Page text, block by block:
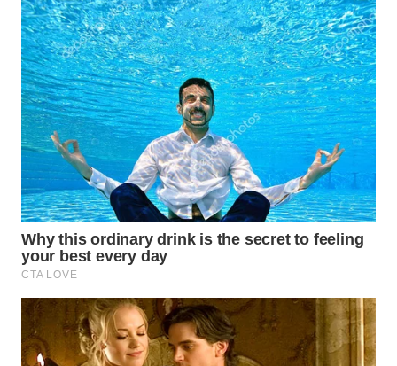
WAHANANEWS
ID
WAHANANEWS
CO ID
WAHANANEWS
NET
WAHANA
SPORT
WAHANA
WAHANA
SELEB